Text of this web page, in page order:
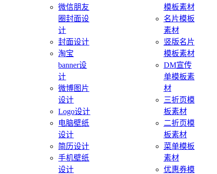
微信朋友
圈封面设
计
封面设计
淘宝
banner设
计
微博图片
设计
Logo设计
电脑壁纸
设计
简历设计
手机壁纸
设计
模板素材
名片模板
素材
竖版名片
模板素材
DM宣传
单模板素
材
三折页模
板素材
二折页模
板素材
菜单模板
素材
优惠券模